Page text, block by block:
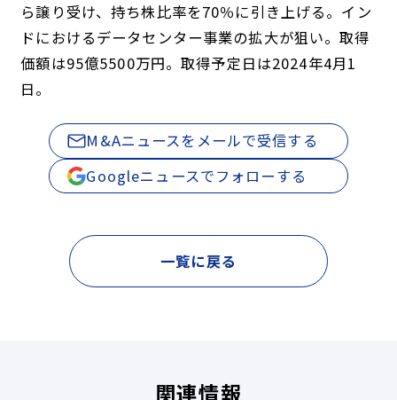
ら譲り受け、持ち株比率を70％に引き上げる。イン
ドにおけるデータセンター事業の拡大が狙い。取得
価額は95億5500万円。取得予定日は2024年4月1
日。
M&Aニュースをメールで受信する
Googleニュースでフォローする
一覧に戻る
関連情報